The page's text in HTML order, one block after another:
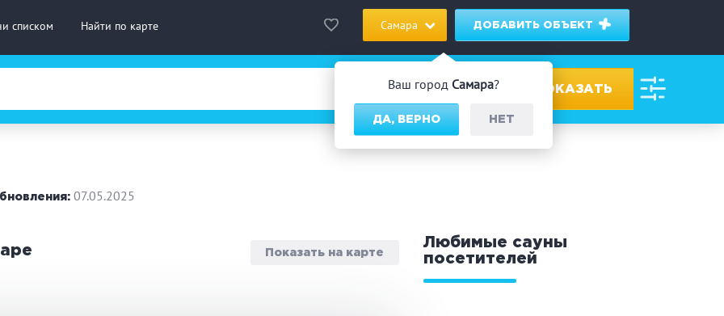
списком Найти по карте Самара
Ваш город Самара?
ДА, ВЕРНО НЕТ
ДОБАВИТЬ ОБЪЕКТ
На дровах
07.05.2025
Показать на карте
Любимые сауны
посетителей